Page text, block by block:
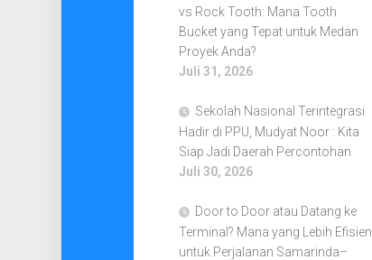
vs Rock Tooth: Mana Tooth
Bucket yang Tepat untuk Medan
Proyek Anda?
Juli 31, 2026
Sekolah Nasional Terintegrasi
Hadir di PPU, Mudyat Noor : Kita
Siap Jadi Daerah Percontohan
Juli 30, 2026
Door to Door atau Datang ke
Terminal? Mana yang Lebih Efisien
untuk Perjalanan Samarinda–